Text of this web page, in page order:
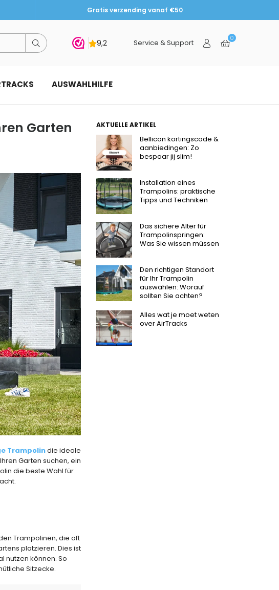
Gratis verzending vanaf €50
Suchen Service & Support 0
AUSWAHLHILFE
Garten
Trampolindie ideale
Garten suchen, ein
die beste Wahl für
Trampolinen, die oft
platzieren. Dies ist
nutzen können. So
Sitzecke.
AKTUELLE ARTIKEL
Bellicon kortingscode &
aanbiedingen: Zo
bespaar jij slim!
Installation eines
Trampolins: praktische
Tipps und Techniken
Das sichere Alter für
Trampolinspringen:
Was Sie wissen müssen
Den richtigen Standort
für Ihr Trampolin
auswählen: Worauf
sollten Sie achten?
Alles wat je moet weten
over AirTracks